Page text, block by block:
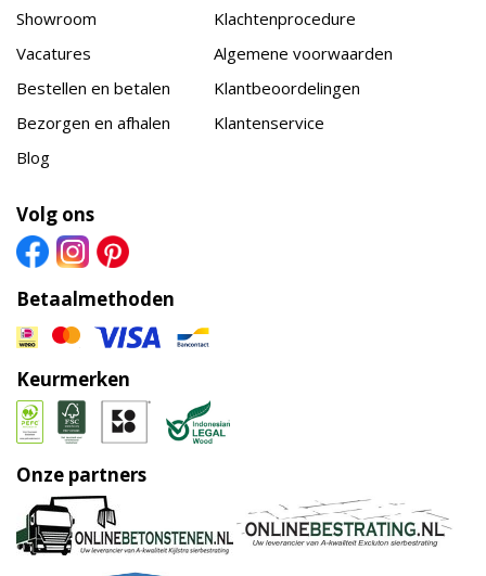
Showroom
Vacatures
Bestellen en betalen
Bezorgen en afhalen
Blog
Klachtenprocedure
Algemene voorwaarden
Klantbeoordelingen
Klantenservice
Volg ons
Betaalmethoden
Keurmerken
Onze partners